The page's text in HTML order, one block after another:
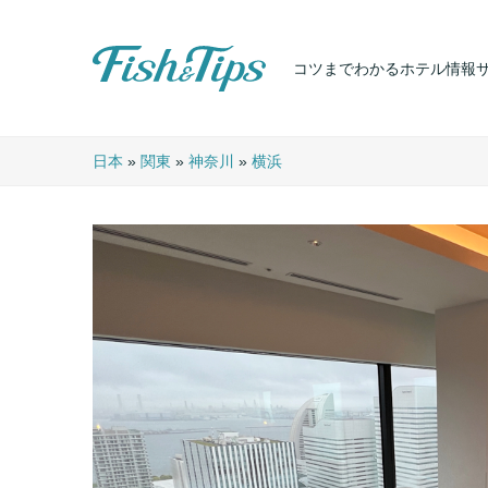
コツまでわかるホテル情報
日本 » 関東 » 神奈川 » 横浜